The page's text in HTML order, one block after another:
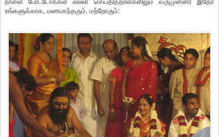
உங்களுக்காக, மணமாந்தரும், மற்றோரும்: